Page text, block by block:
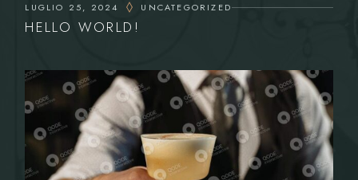
LUGLIO 25, 2024 UNCATEGORIZED
HELLO WORLD!